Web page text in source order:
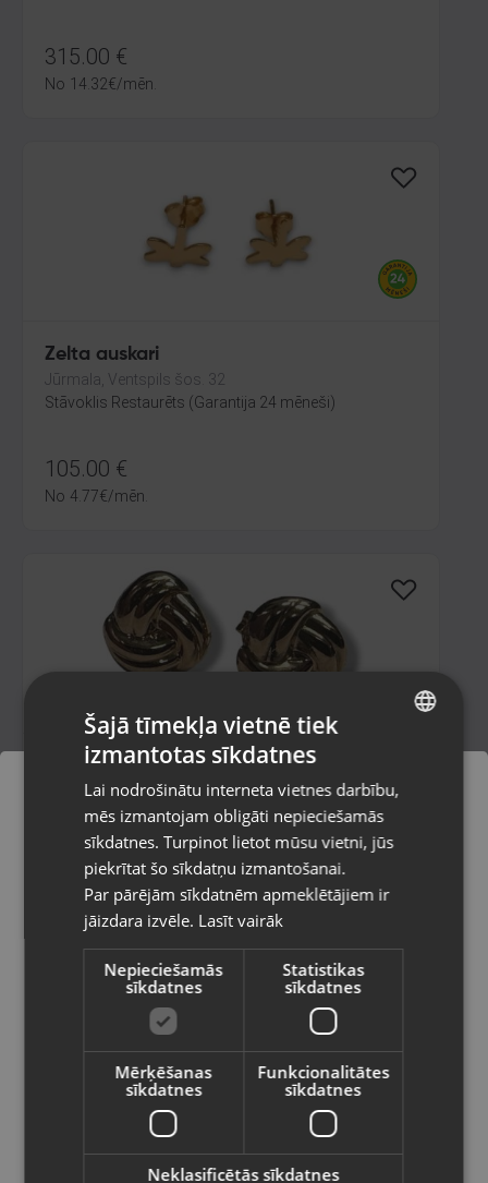
315.00 €
No 14.32€/mēn.
Zelta auskari
Jūrmala, Ventspils šos. 32
Stāvoklis Restaurēts (Garantija 24 mēneši)
105.00 €
No 4.77€/mēn.
Zelta auskari
Jelgava, Pasta iela 26B
Stāvoklis Restaurēts (Garantija 24 mēneši)
72.00€
/mēn.
Zelta auskari
Pasūtījumi tiks piegādāti uz
izvēlēto valsti
Vietnes saturs būs attēlots izvēlētajā
valodā
Valsts
Latviešu / Latvian
RUSSIAN
Šajā tīmekļa vietnē tiek
izmantotas sīkdatnes
Lai nodrošinātu interneta vietnes darbību,
mēs izmantojam obligāti nepieciešamās
sīkdatnes. Turpinot lietot mūsu vietni, jūs
piekrītat šo sīkdatņu izmantošanai.
Par pārējām sīkdatnēm apmeklētājiem ir
jāizdara izvēle. Lasīt vairāk
Nepieciešamās
sīkdatnes
Statistikas
sīkdatnes
Mērķēšanas
sīkdatnes
Funkcionalitātes
sīkdatnes
Neklasificētās sīkdatnes